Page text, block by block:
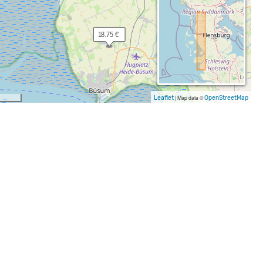
18.75 €
Leaflet|Map data ©OpenStreetMap